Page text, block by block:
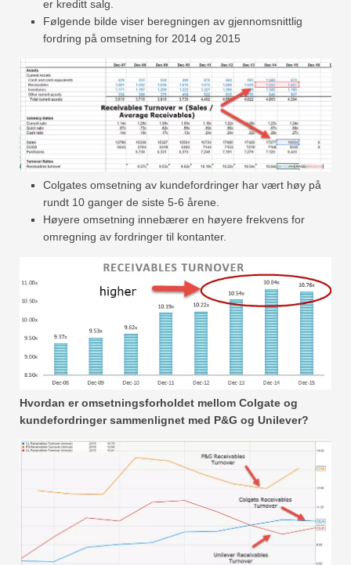
er kreditt salg.
Følgende bilde viser beregningen av gjennomsnittlig
fordring på omsetning for 2014 og 2015
Colgates omsetning av kundefordringer har vært høy på
rundt 10 ganger de siste 5-6 årene.
Høyere omsetning innebærer en høyere frekvens for
omregning av fordringer til kontanter.
Hvordan er omsetningsforholdet mellom Colgate og
kundefordringer sammenlignet med P&G og Unilever?